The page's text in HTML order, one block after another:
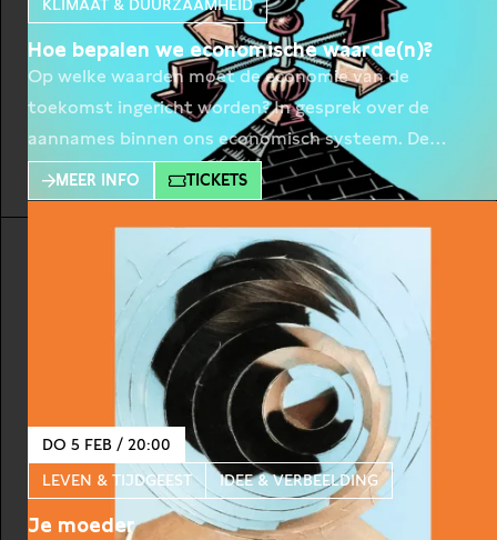
KLIMAAT & DUURZAAMHEID
Hoe bepalen we economische waarde(n)?
Op welke waarden moet de economie van de
toekomst ingericht worden? In gesprek over de
aannames binnen ons economisch systeem. De
Nederlandse landbouw brengt jaarlijks zo’n 13,3
miljard euro op. De milieuschade daarentegen
bedraagt 18,6 miljard euro, zo berekende Deloitte
onlangs in een kosten-batenanalyse. Het is een
voorbeeld van hoe onze economie draait om het
MEER INFO TICKETS
DO 5 FEB / 20:00
LEVEN & TIJDGEEST
IDEE & VERBEELDING
Je moeder